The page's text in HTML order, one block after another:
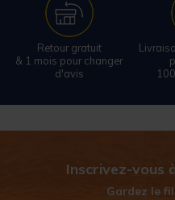
Retour gratuit
& 1 mois pour changer
d'avis
Inscrivez-vous
Gardez le